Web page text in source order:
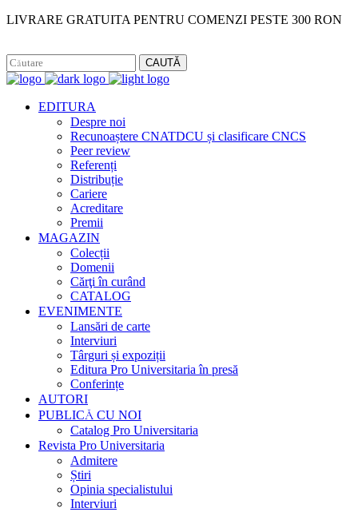
LIVRARE GRATUITA PENTRU COMENZI PESTE 300 RON
CAUTĂ
EDITURA
Despre noi
Recunoaștere CNATDCU și clasificare CNCS
Peer review
Referenți
Distribuție
Cariere
Acreditare
Premii
MAGAZIN
Colecții
Domenii
Cărţi în curând
CATALOG
EVENIMENTE
Lansări de carte
Interviuri
Târguri și expoziții
Editura Pro Universitaria în presă
Conferințe
AUTORI
PUBLICĂ CU NOI
Catalog Pro Universitaria
Revista Pro Universitaria
Admitere
Știri
Opinia specialistului
Interviuri